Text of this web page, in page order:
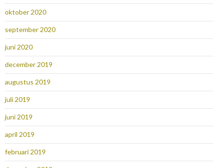
oktober 2020
september 2020
juni 2020
december 2019
augustus 2019
juli 2019
juni 2019
april 2019
februari 2019